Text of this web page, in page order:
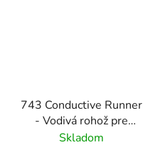
743 Conductive Runner
- Vodivá rohož pre
rýchle odvádzanie
Skladom